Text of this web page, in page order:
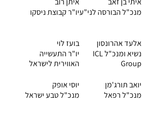
מנכ"ל הבורסה לני"עיו"ר קבוצת ניסקו
אלעד אהרונסון
נשיא ומנכ"ל ICL
Group
בועז לוי
יו"ר התעשייה
האווירית לישראל
יואב תורג'מן
מנכ"ל רפאל
יוסי אופק
מנכ"ל טבע ישראל